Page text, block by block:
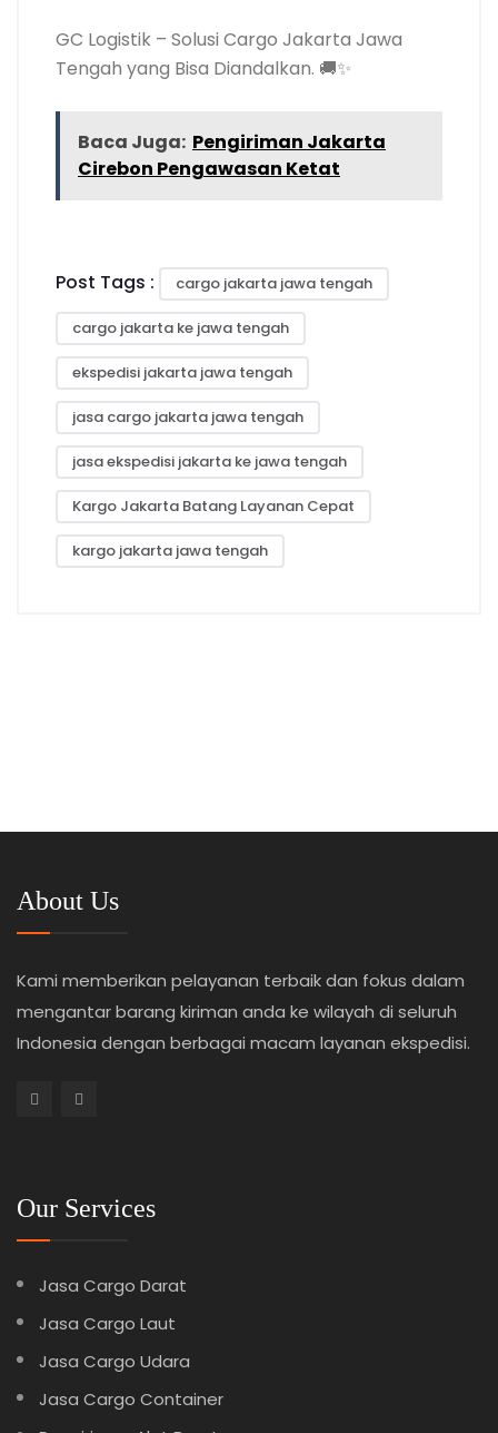
GC Logistik – Solusi Cargo Jakarta Jawa
Tengah yang Bisa Diandalkan. 🚚✨
Baca Juga: Pengiriman Jakarta
Cirebon Pengawasan Ketat
Post Tags : cargo jakarta jawa tengah
cargo jakarta ke jawa tengah
ekspedisi jakarta jawa tengah
jasa cargo jakarta jawa tengah
jasa ekspedisi jakarta ke jawa tengah
Kargo Jakarta Batang Layanan Cepat
kargo jakarta jawa tengah
About Us
Kami memberikan pelayanan terbaik dan fokus dalam
mengantar barang kiriman anda ke wilayah di seluruh
Indonesia dengan berbagai macam layanan ekspedisi.
Our Services
Jasa Cargo Darat
Jasa Cargo Laut
Jasa Cargo Udara
Jasa Cargo Container